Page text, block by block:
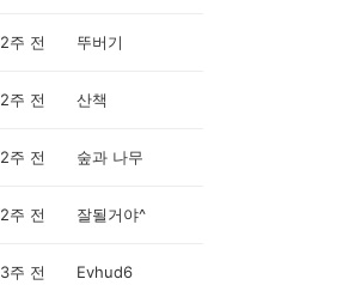
2주 전 뚜버기
2주 전 산책
2주 전 숲과 나무
2주 전 잘될거야^
3주 전 Evhud6